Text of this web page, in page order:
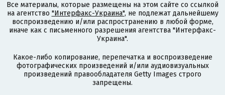
Все материалы, которые размещены на этом сайте со ссылкой
на агентство "Интерфакс-Украина", не подлежат дальнейшему
воспроизведению и/или распространению в любой форме,
иначе как с письменного разрешения агентства "Интерфакс-
Украина".
Какое-либо копирование, перепечатка и воспроизведение
фотографических произведений и/или аудиовизуальных
произведений правообладателя Getty Images строго
запрещены.